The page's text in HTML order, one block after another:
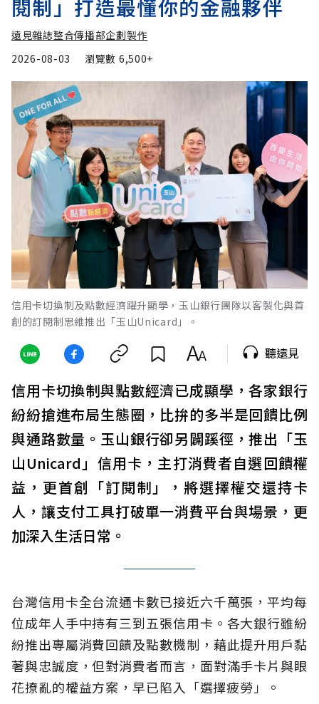
閱制」打造最懂你的金融夥伴
遠見雜誌整合傳播部企劃製作
2026-08-03
瀏覽數 6,500+
信用卡切換制及點數經濟躍升顯學，玉山銀行團隊以客製化與首
創的訂閱制思維推出「玉山Unicard」。
聽遠見
信用卡切換制與點數經濟已成顯學，各家銀行
紛紛搶進布局生態圈，比拚的多半是回饋比例
與通路數量。玉山銀行卻另闢蹊徑，推出「玉
山Unicard」信用卡，主打消費者自選回饋權
益，更首創「訂閱制」，將選擇權交還持卡
人，讓支付工具打破單一消費平台與場景，更
加深入生活日常。
台灣信用卡全台流通卡數已接近六千萬張，平均每
位成年人手中持有三到五張信用卡。各大銀行雖紛
紛推出專屬消費回饋及點數機制，藉此提升用戶黏
著與忠誠度，但對消費者而言，面對滿手卡片與眼
花撩亂的權益方案，早已陷入「選擇疲勞」。